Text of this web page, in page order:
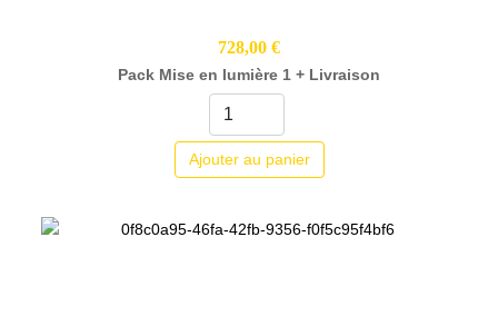
728,00 €
Pack Mise en lumière 1 + Livraison
Ajouter au panier